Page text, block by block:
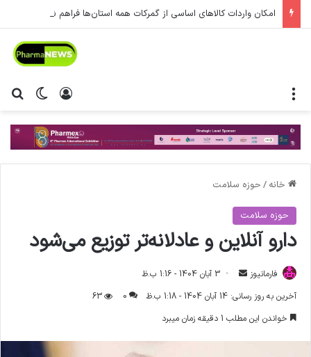
امکان واردات کالاهای اساسی از گمرکات همه استان‌ها فراهم شد.
تغییر ورود
خانه / حوزه سلامت
حوزه سلامت
دارو آنلاین و عادلانه‌تر توزیع می‌شود
فارمانیوز
ا
ل
3 آبان 1404 - 1:16 ب.ظ
آخرین به روز رسانی: 14 آبان 1404 - 1:18 ب.ظ
0
63
خواندن این مطلب 1 دقیقه زمان میبرد